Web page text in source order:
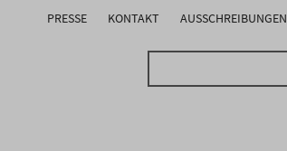
PRESSE KONTAKT AUSSCHREIBUNGEN